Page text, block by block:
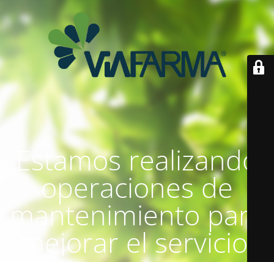
Estamos realizando
operaciones de
mantenimiento para
mejorar el servicio.